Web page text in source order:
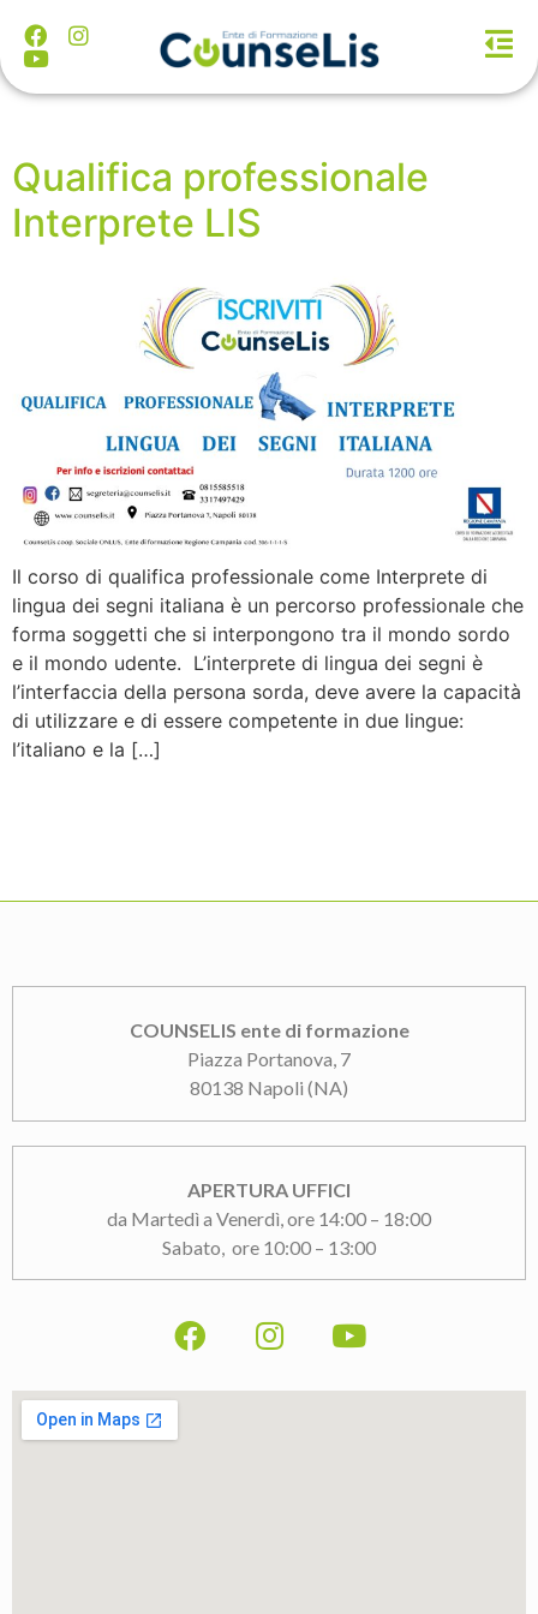
Qualifica professionale
Interprete LIS
Il corso di qualifica professionale come Interprete di
lingua dei segni italiana è un percorso professionale che
forma soggetti che si interpongono tra il mondo sordo
e il mondo udente. L’interprete di lingua dei segni è
l’interfaccia della persona sorda, deve avere la capacità
di utilizzare e di essere competente in due lingue:
l’italiano e la […]
COUNSELIS ente di formazione
Piazza Portanova, 7
80138 Napoli (NA)
APERTURA UFFICI
da Martedì a Venerdì, ore 14:00 – 18:00
Sabato, ore 10:00 – 13:00